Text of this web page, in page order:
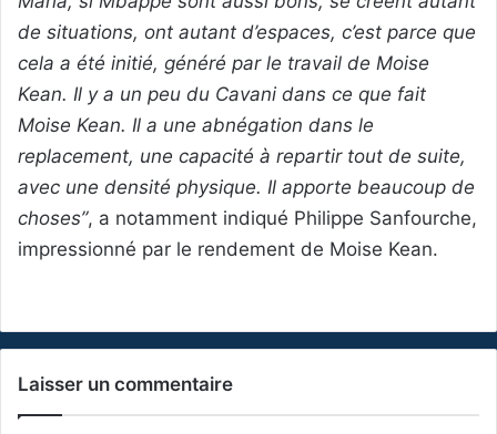
de situations, ont autant d’espaces, c’est parce que
cela a été initié, généré par le travail de Moise
Kean. Il y a un peu du Cavani dans ce que fait
Moise Kean. Il a une abnégation dans le
replacement, une capacité à repartir tout de suite,
avec une densité physique. Il apporte beaucoup de
choses”, a notamment indiqué Philippe Sanfourche,
impressionné par le rendement de Moise Kean.
Laisser un commentaire